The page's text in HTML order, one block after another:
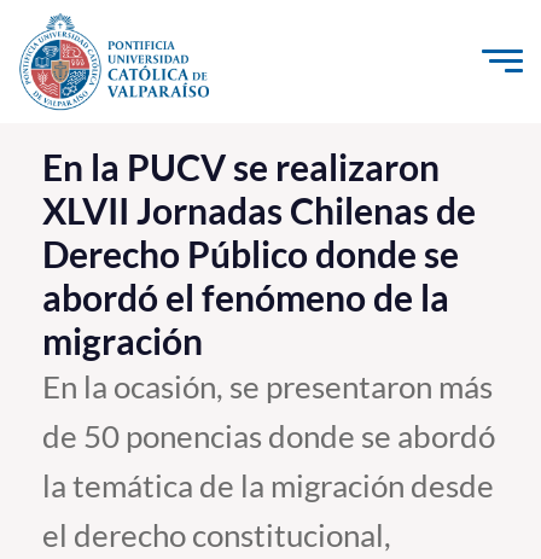
Click acá para ir directamente al contenido
La Universidad
Investigación, Creación e Innovación
PUCV Internacional
Vinculación con el Medio
Admisión
Pregrado
Postgrado
Formación Continua
En la PUCV se realizaron
XLVII Jornadas Chilenas de
Derecho Público donde se
abordó el fenómeno de la
migración
En la ocasión, se presentaron más
de 50 ponencias donde se abordó
la temática de la migración desde
el derecho constitucional,